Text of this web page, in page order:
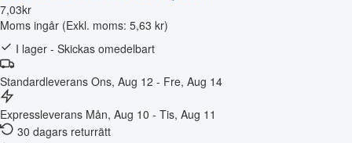
7,03kr
Moms ingår (Exkl. moms: 5,63 kr)
I lager - Skickas omedelbart
Standardleverans Ons, Aug 12 - Fre, Aug 14
Expressleverans Mån, Aug 10 - Tis, Aug 11
30 dagars returrätt